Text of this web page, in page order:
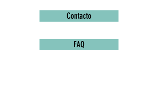
Contacto
FAQ